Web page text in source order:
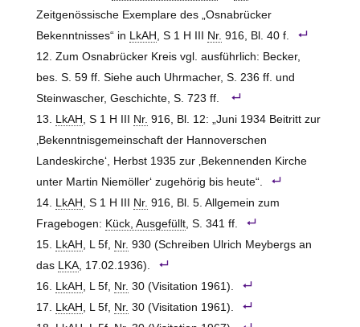
Zeitgenössische Exemplare des „Osnabrücker
Bekenntnisses“ in LkAH , S 1 H III Nr. 916, Bl. 40 f.
Zum Osnabrücker Kreis vgl. ausführlich: Becker,
bes. S. 59 ff. Siehe auch Uhrmacher, S. 236 ff. und
Steinwascher, Geschichte, S. 723 ff.
LkAH , S 1 H III Nr. 916, Bl. 12: „Juni 1934 Beitritt zur
‚Bekenntnisgemeinschaft der Hannoverschen
Landeskirche‘, Herbst 1935 zur ‚Bekennenden Kirche
unter Martin Niemöller‘ zugehörig bis heute“.
LkAH , S 1 H III Nr. 916, Bl. 5. Allgemein zum
Fragebogen: Kück, Ausgefüllt, S. 341 ff.
LkAH , L 5f, Nr. 930 (Schreiben Ulrich Meybergs an
das LKA, 17.02.1936).
LkAH , L 5f, Nr. 30 (Visitation 1961).
LkAH , L 5f, Nr. 30 (Visitation 1961).